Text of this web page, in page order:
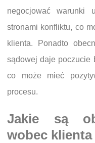
negocjować warunki
stronami konfliktu, co
klienta. Ponadto
sądowej daje poczucie
co może mieć
procesu.
Jakie są
wobec klienta